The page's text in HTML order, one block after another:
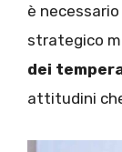
è
strategico
dei
attitudini